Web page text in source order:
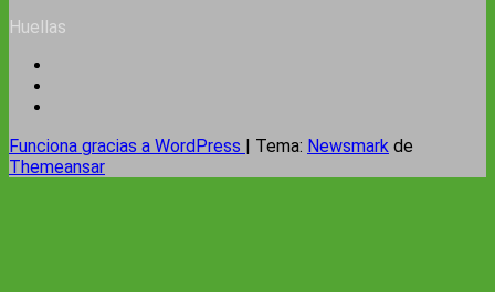
Huellas
Funciona gracias a WordPress | Tema: Newsmark de
Themeansar